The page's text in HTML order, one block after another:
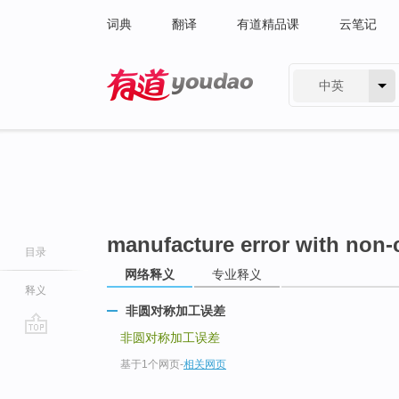
词典 翻译 有道精品课 云笔记
中英
目录
释义
manufacture error with
网络释义 专业释义
非圆对称加工误差
非圆对称加工误差
基于1个网页-相关网页